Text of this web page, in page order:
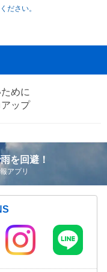
ださい。
めに
ップ
を回避！
アプリ